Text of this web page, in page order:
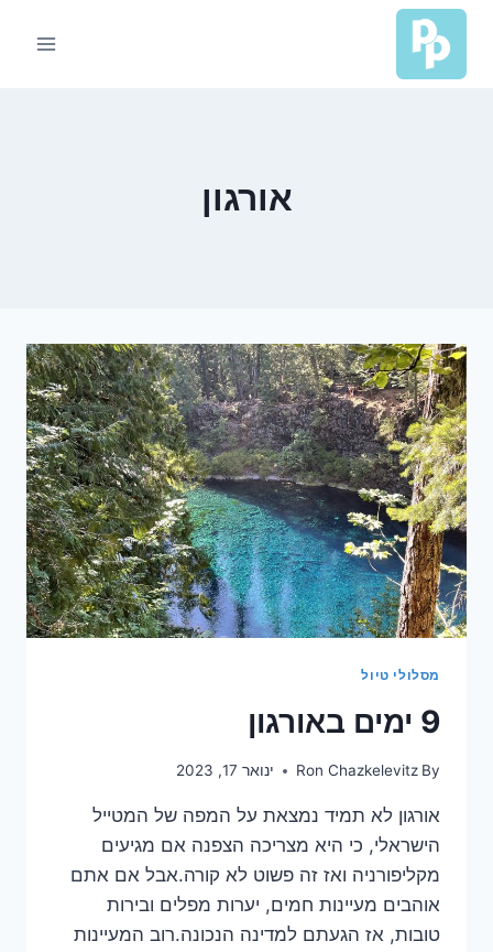
Skip
content
אורגון
מסלולי טיול
9 ימים באורגון
By
Ron Chazkelevitz ינואר 17, 2023
אורגון לא תמיד נמצאת על המפה של המטייל
הישראלי, כי היא מצריכה הצפנה אם מגיעים
מקליפורניה ואז זה פשוט לא קורה.אבל אם אתם
אוהבים מעיינות חמים, יערות מפלים ובירות
טובות, אז הגעתם למדינה הנכונה.רוב המעיינות